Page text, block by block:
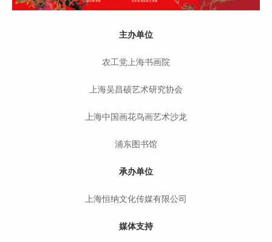
主办单位
农工党上海书画院
上海吴昌硕艺术研究协会
上海中国画花鸟画艺术沙龙
浦东图书馆
承办单位
上海恒纳文化传媒有限公司
媒体支持